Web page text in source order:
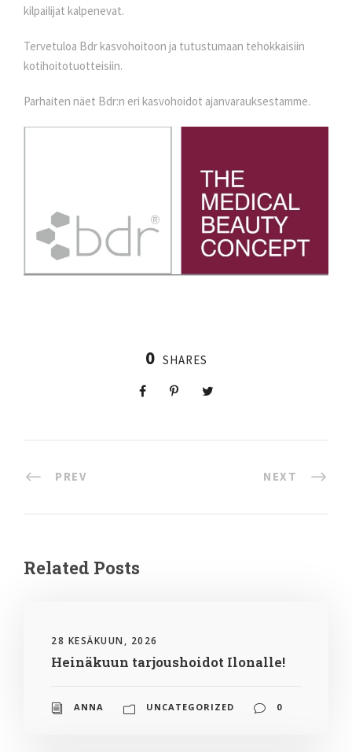
kilpailijat kalpenevat.
Tervetuloa Bdr kasvohoitoon ja tutustumaan tehokkaisiin
kotihoitotuotteisiin.
Parhaiten näet Bdr:n eri kasvohoidot ajanvarauksestamme.
0 SHARES
PREV NEXT
Related Posts
28 KESÄKUUN, 2026
Heinäkuun tarjoushoidot Ilonalle!
ANNA UNCATEGORIZED 0